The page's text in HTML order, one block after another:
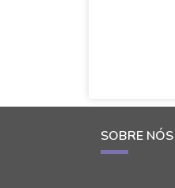
SOBRE NÓS